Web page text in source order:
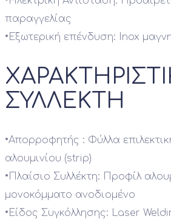
παραγγελίας
• Εξωτερική επένδυση: Inox
ΣΥΛΛΕΚΤΗ
•Απορροφητής : Φύλλα
αλουμινίου (strip)
• Πλαίσιο Συλλέκτη: Προφίλ
μονοκόμματο ανοδιομένο
• Είδος Συγκόλλησης: Laser